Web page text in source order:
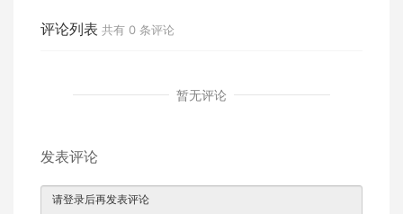
评论列表 共有 0 条评论
暂无评论
发表评论